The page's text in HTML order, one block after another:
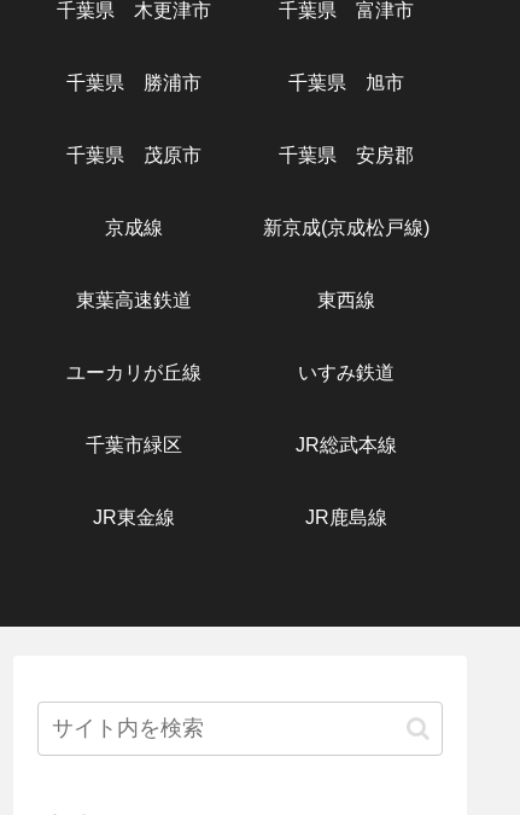
千葉県 木更津市 千葉県 富津市
千葉県 勝浦市 千葉県 旭市
千葉県 茂原市 千葉県 安房郡
京成線 新京成(京成松戸線)
東葉高速鉄道 東西線
ユーカリが丘線 いすみ鉄道
千葉市緑区 JR総武本線
JR東金線 JR鹿島線